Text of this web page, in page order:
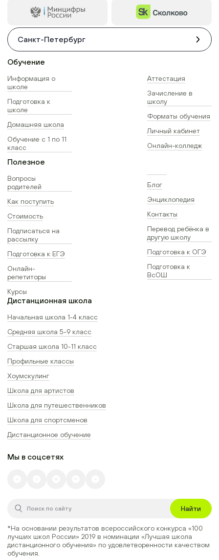
Санкт-Петербург
Обучение
Информация о
школе
Подготовка к
школе
Домашняя школа
Обучение с 1 по 11
класс
Аттестация
Зачисление в
школу
Форматы обучения
Личный кабинет
Онлайн-колледж
Полезное
Вопросы
родителей
Как поступить
Стоимость
Подписаться на
рассылку
Подготовка к ЕГЭ
Онлайн-
репетиторы
Курсы
Блог
Энциклопедия
Контакты
Перевод ребёнка в
другую школу
Подготовка к ОГЭ
Подготовка к
ВсОШ
Дистанционная школа
Начальная школа 1-4 класс
Средняя школа 5-9 класс
Старшая школа 10-11 класс
Профильные классы
Хоумскулинг
Школа для артистов
Школа для путешественников
Школа для спортсменов
Дистанционное обучение
Мы в соцсетях
Найти
*На основании результатов всероссийского конкурса «100
лучших школ России» 2019 в номинации «Лучшая школа
дистанционного обучения» по удовлетворенности качеством
обучения.